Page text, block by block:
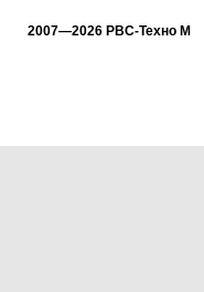
2007—2026 РВС-Техно М